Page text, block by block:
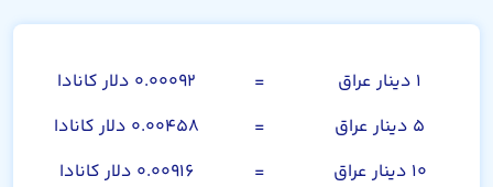
۱ دینار عراق =
۰.۰۰۰۹۲ دلار کانادا
۵ دینار عراق
=
۰.۰۰۴۵۸ دلار کانادا
۱۰ دینار عراق
=
۰.۰۰۹۱۶ دلار کانادا